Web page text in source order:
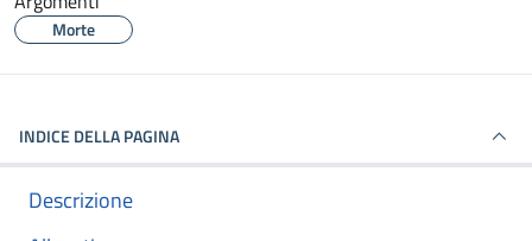
Morte
INDICE DELLA PAGINA
Descrizione